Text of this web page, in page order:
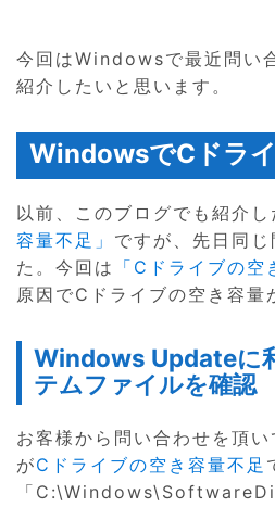
今回はWindowsで最近問い
紹介したいと思います。
WindowsでCドライ
以前、このブログでも紹介し
容量不足」 ですが、先日同
た。今回は 「Cドライブの空
原因でCドライブの空き容量
Windows Updateに
テムファイルを確認
お客様から問い合わせを頂
がCドライブの空き容量不足
「